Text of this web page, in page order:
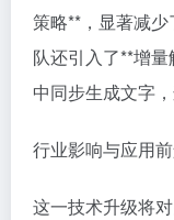
策略**，显著减
队还引入了**增
中同步生成文字
行业影响与应用
这一技术升级将